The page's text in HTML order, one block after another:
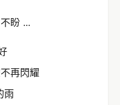
盼 ...
再閃耀
雨